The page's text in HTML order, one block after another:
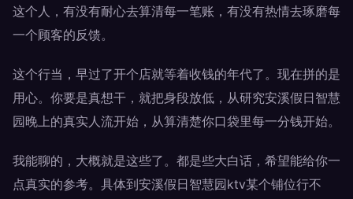
这个人，有没有耐心去算清每一笔账，有没有热情去琢磨每
一个顾客的反馈。
这个行当，早过了开个店就等着收钱的年代了。现在拼的是
用心。你要是真想干，就把身段放低，从研究安溪假日智慧
园晚上的真实人流开始，从算清楚你口袋里每一分钱开始。
我能聊的，大概就是这些了。都是些大白话，希望能给你一
点真实的参考。具体到安溪假日智慧园ktv某个铺位行不